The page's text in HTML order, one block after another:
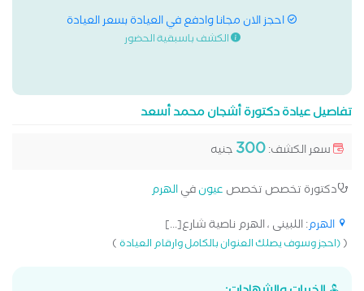
احجز الان مجانا وادفع في العيادة بسعر العيادة
الكشف باسبقية الحضور
تفاصيل عيادة دكتورة أشجان محمد أسعد
سعر الكشف:300 جنيه
دكتورة تخصص تخصص عيونفيالهرم
الهرم: اللبينى ، الهرم ناصية شارع[...]
((احجز وسوف يصلك العنوان بالكامل وارقام العيادة)